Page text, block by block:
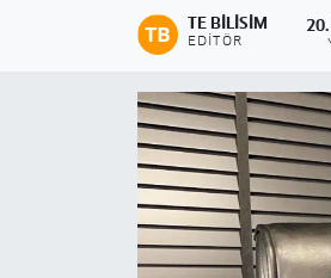
TE BILISIM
EDITÖR